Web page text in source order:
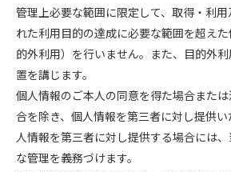
管理上必要な範囲に限定して、取得・利
れた利用目的の達成に必要な範囲を超え
的外利用）を行いません。また、目的外
置を講じます。
個人情報のご本人の同意を得た場合また
合を除き、個人情報を第三者に対し提供
人情報を第三者に対し提供する場合には
な管理を義務づけます。